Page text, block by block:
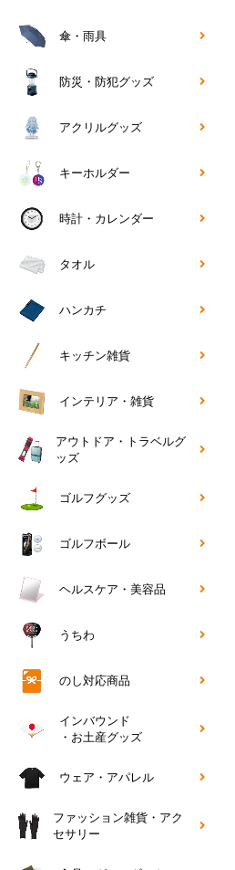
傘・雨具
防災・防犯グッズ
アクリルグッズ
キーホルダー
時計・カレンダー
タオル
ハンカチ
キッチン雑貨
インテリア・雑貨
アウトドア・トラベルグ
ッズ
ゴルフグッズ
ゴルフボール
ヘルスケア・美容品
うちわ
のし対応商品
インバウンド
・お土産グッズ
ウェア・アパレル
ファッション雑貨・アク
セサリー